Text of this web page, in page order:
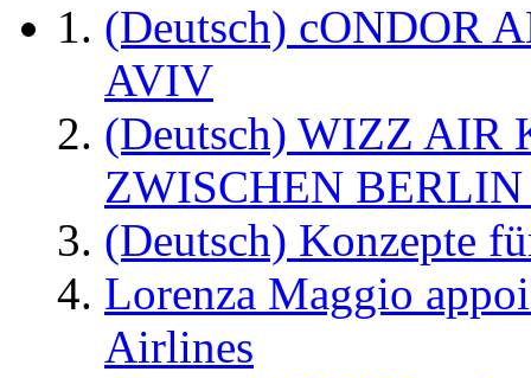
(Deutsch) cONDOR
AVIV
(Deutsch) WIZZ AIR
ZWISCHEN
(Deutsch) Konzepte
Lorenza Maggio
Airlines